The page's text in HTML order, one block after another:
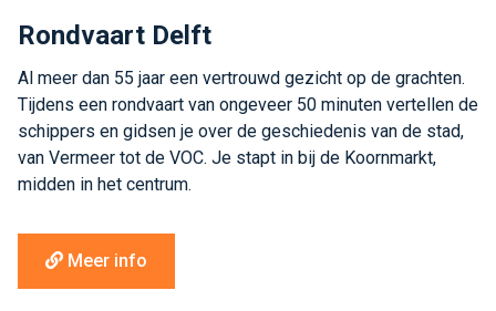
Rondvaart Delft
Al meer dan 55 jaar een vertrouwd gezicht op de grachten.
Tijdens een rondvaart van ongeveer 50 minuten vertellen de
schippers en gidsen je over de geschiedenis van de stad,
van Vermeer tot de VOC. Je stapt in bij de Koornmarkt,
midden in het centrum.
Meer info